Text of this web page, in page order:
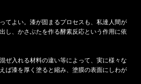
てよい。漆が固まるプロセスも、私達人間が
し、かさぶたを作る酵素反応という作用に依
ぜ入れる材料の違い等によって、実に様々な
ば漆を厚く塗ると縮み、塗膜の表面にしわが